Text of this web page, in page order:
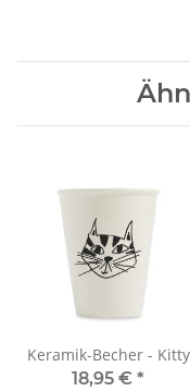
Keramik-Becher - Kitty
18,95 € *